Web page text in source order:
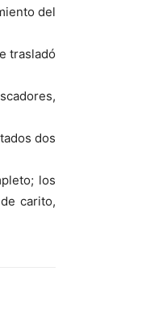
del
trasladó
dos
los
carito,